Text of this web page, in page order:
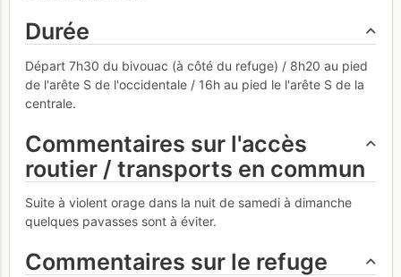
Durée
Départ 7h30 du bivouac (à côté du refuge) / 8h20 au pied
de l'arête S de l'occidentale / 16h au pied le l'arête S de la
centrale.
Commentaires sur l'accès
routier / transports en commun
Suite à violent orage dans la nuit de samedi à dimanche
quelques pavasses sont à éviter.
Commentaires sur le refuge